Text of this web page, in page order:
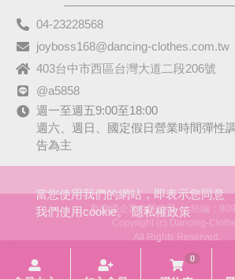
04-23228568
joyboss168@dancing-clothes.com.tw
403台中市西區台灣大道二段206號
@a5858
週一至週五9:00至18:00
週六、週日、國定假日營業時間彈性
告為主
歡樂國企業有限公司
統編：
Copyright (c) Dancing-
All Rights Reserved.
當您使用我們的網站，即表示您同意
我們使用cookie。隱私權政策
0